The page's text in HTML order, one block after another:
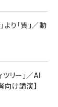
資
イン
キャンセリ
ブラック)
24本 ビー
ビヤセラー
り「質」／動
リー」／AI
向け講演】